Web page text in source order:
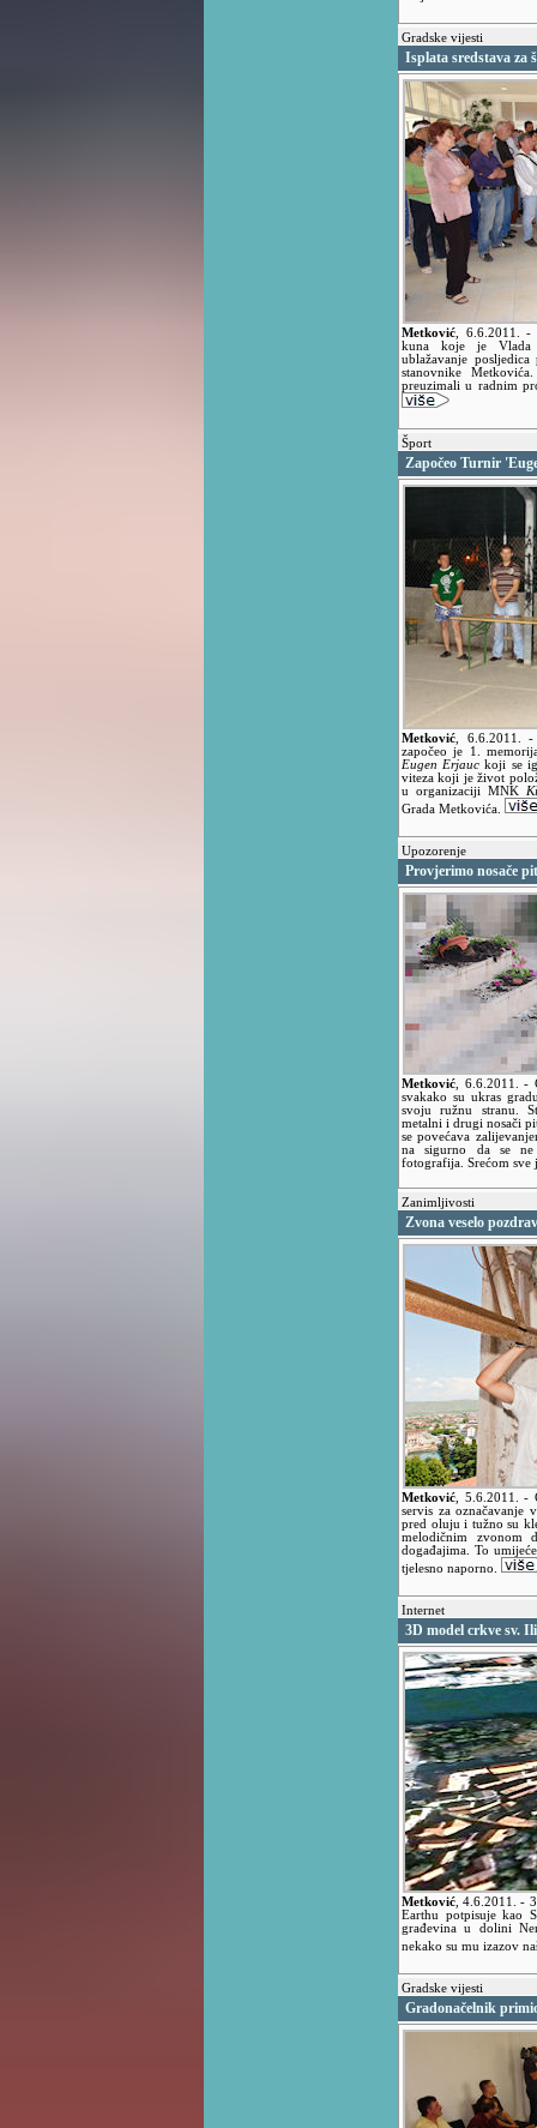
Gradske vijesti
Isplata sredstava za
Metković 6.6.2011. -
kuna koje je Vlada
ublažavanje
stanovnike
preuzimali u radnim
Šport
Započeo Turnir
Metković 6.6.2011. -
započeo je 1.
Eugen Erjauc koji se
viteza koji je život
u organizaciji MNK
Grada Metkovića.
Upozorenje
Provjerimo nosače
Metković 6.6.2011. -
svakako su ukras
svoju ružnu stranu.
metalni i drugi nosači
se povećava
na sigurno da se
fotografija. Srećom sve
Zanimljivosti
Zvona veselo
Metković 5.6.2011.-
servis za označavanje
pred oluju i tužno su
melodičnim zvonom
događajima. To
tjelesno naporno.
Internet
3D model crkve sv.
Metković ,4.6.2011.-
Earthu potpisuje kao
građevina u dolini
nekako su mu izazov
Gradske vijesti
Gradonačelnik